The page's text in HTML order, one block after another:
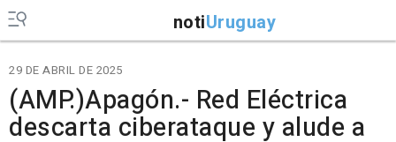
notiUruguay
29 DE ABRIL DE 2025
(AMP.)Apagón.- Red Eléctrica
descarta ciberataque y alude a